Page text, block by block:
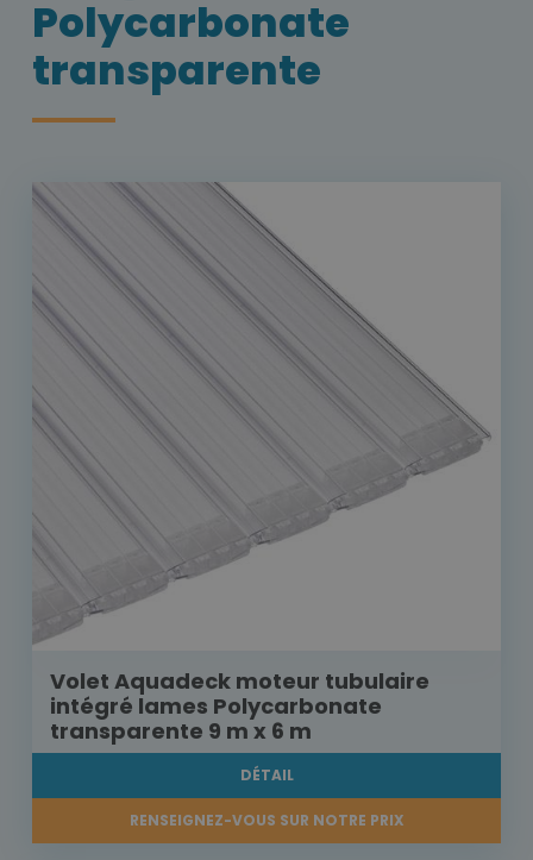
Polycarbonate
transparente
Volet Aquadeck moteur tubulaire
intégré lames Polycarbonate
transparente 9 m x 6 m
DÉTAIL
RENSEIGNEZ-VOUS SUR NOTRE PRIX